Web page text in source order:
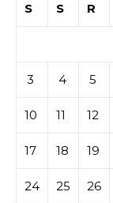
S
S R
3 4 5
10 11 12
17 18 19
24 25 26